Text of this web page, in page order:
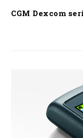
CGM Dexcom